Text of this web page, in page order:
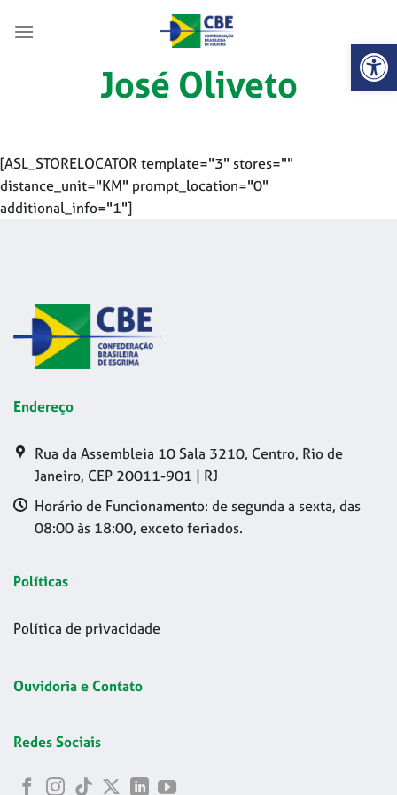
Abrir
José Oliveto
[ASL_STORELOCATOR template="3" stores=""
distance_unit="KM" prompt_location="0"
additional_info="1"]
Endereço
Rua da Assembleia 10 Sala 3210, Centro, Rio de
Janeiro, CEP 20011-901 | RJ
Horário de Funcionamento: de segunda a sexta, das
08:00 às 18:00, exceto feriados.
Políticas
Política de privacidade
Ouvidoria e Contato
Redes Sociais